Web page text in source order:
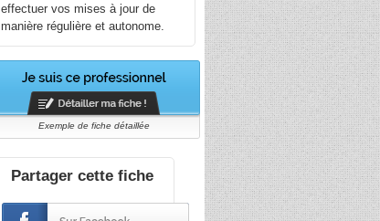
effectuer vos mises à jour de
manière régulière et autonome.
Exemple de fiche détaillée
Partager cette fiche